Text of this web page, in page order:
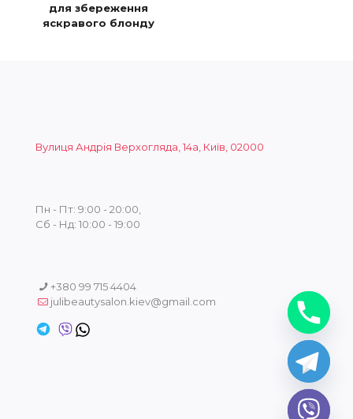
для збереження
яскравого блонду
Вулиця Андрія Верхогляда, 14а, Київ, 02000
Пн - Пт: 9:00 - 20:00,
Сб - Нд: 10:00 - 19:00
+380 99 715 4404
julibeautysalon.kiev@gmail.com